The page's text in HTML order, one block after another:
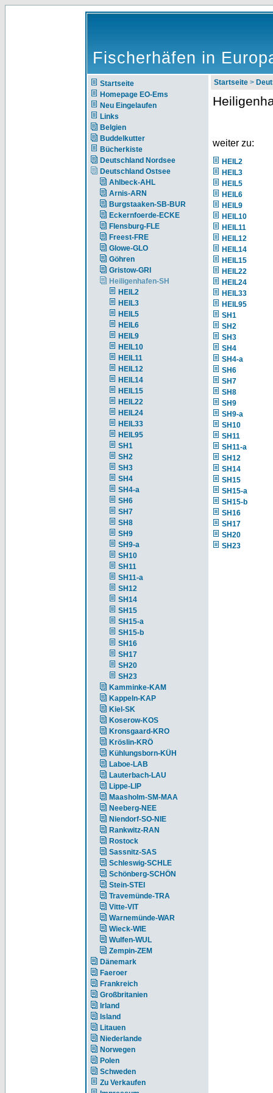
Fischerhäfen in
Startseite
Homepage EO-Ems
Neu Eingelaufen
Links
Belgien
Buddelkutter
Bücherkiste
Deutschland Nordsee
Deutschland Ostsee
Ahlbeck-AHL
Arnis-ARN
Burgstaaken-SB-BUR
Eckernfoerde-ECKE
Flensburg-FLE
Freest-FRE
Glowe-GLO
Göhren
Gristow-GRI
Heiligenhafen-SH
HEIL2
HEIL3
HEIL5
HEIL6
HEIL9
HEIL10
HEIL11
HEIL12
HEIL14
HEIL15
HEIL22
HEIL24
HEIL33
HEIL95
SH1
SH2
SH3
SH4
SH4-a
SH6
SH7
SH8
SH9
SH9-a
SH10
SH11
SH11-a
SH12
SH14
SH15
SH15-a
SH15-b
SH16
SH17
SH20
SH23
Kamminke-KAM
Kappeln-KAP
Kiel-SK
Koserow-KOS
Kronsgaard-KRO
Kröslin-KRÖ
Kühlungsborn-KÜH
Laboe-LAB
Lauterbach-LAU
Lippe-LIP
Maasholm-SM-MAA
Neeberg-NEE
Niendorf-SO-NIE
Rankwitz-RAN
Rostock
Sassnitz-SAS
Schleswig-SCHLE
Schönberg-SCHÖN
Stein-STEI
Travemünde-TRA
Vitte-VIT
Warnemünde-WAR
Wieck-WIE
Wulfen-WUL
Zempin-ZEM
Dänemark
Faeroer
Frankreich
Großbritanien
Irland
Island
Litauen
Niederlande
Norwegen
Polen
Schweden
Zu Verkaufen
Startseite >
weiter zu:
HEIL2
HEIL3
HEIL5
HEIL6
HEIL9
HEIL10
HEIL11
HEIL12
HEIL14
HEIL15
HEIL22
HEIL24
HEIL33
HEIL95
SH1
SH2
SH3
SH4
SH4-a
SH6
SH7
SH8
SH9
SH9-a
SH10
SH11
SH11-a
SH12
SH14
SH15
SH15-a
SH15-b
SH16
SH17
SH20
SH23